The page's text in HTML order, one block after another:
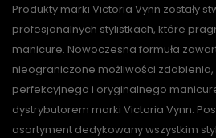
Produkty marki Victoria Vynn zostały
profesjonalnych stylistkach, które
manicure. Nowoczesna formuła
nieograniczone możliwości
perfekcyjnego i oryginalnego
dystrybutorem marki Victoria Vynn.
asortyment dedykowany wszystkim